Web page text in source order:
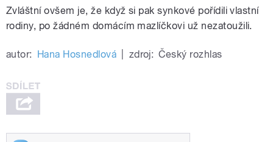
Zvláštní ovšem je, že když si pak synkové pořídili vlastní
rodiny, po žádném domácím mazlíčkovi už nezatoužili.
autor: Hana Hosnedlová zdroj: Český rozhlas